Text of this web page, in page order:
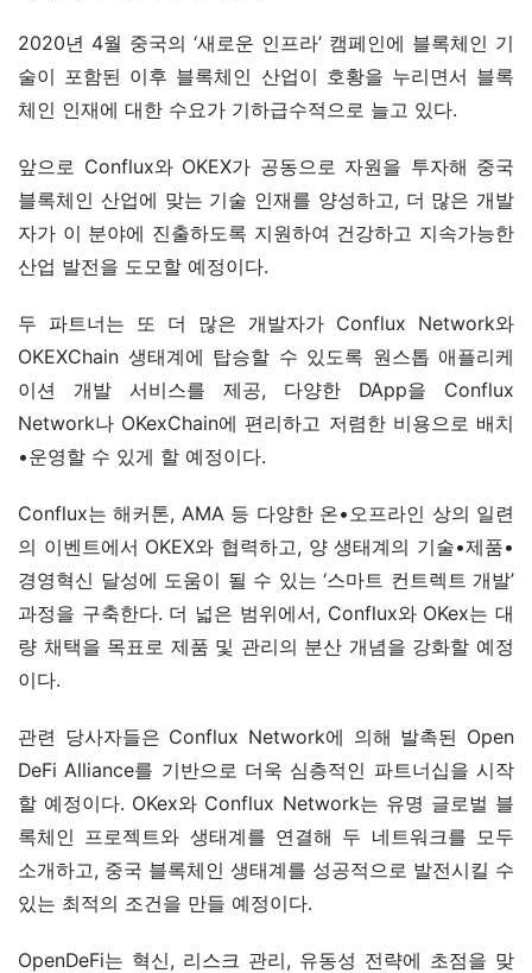
2020년 4월 중국의 ‘새로운 인프라’ 캠페인에 블록체인 기
술이 포함된 이후 블록체인 산업이 호황을 누리면서 블록
체인 인재에 대한 수요가 기하급수적으로 늘고 있다.
앞으로 Conflux와 OKEX가 공동으로 자원을 투자해 중국
블록체인 산업에 맞는 기술 인재를 양성하고, 더 많은 개발
자가 이 분야에 진출하도록 지원하여 건강하고 지속가능한
산업 발전을 도모할 예정이다.
두 파트너는 또 더 많은 개발자가 Conflux Network와
OKEXChain 생태계에 탑승할 수 있도록 원스톱 애플리케
이션 개발 서비스를 제공, 다양한 DApp을 Conflux
Network나 OKexChain에 편리하고 저렴한 비용으로 배치
•운영할 수 있게 할 예정이다.
Conflux는 해커톤, AMA 등 다양한 온•오프라인 상의 일련
의 이벤트에서 OKEX와 협력하고, 양 생태계의 기술•제품•
경영혁신 달성에 도움이 될 수 있는 ‘스마트 컨트렉트 개발’
과정을 구축한다. 더 넓은 범위에서, Conflux와 OKex는 대
량 채택을 목표로 제품 및 관리의 분산 개념을 강화할 예정
이다.
관련 당사자들은 Conflux Network에 의해 발촉된 Open
DeFi Alliance를 기반으로 더욱 심층적인 파트너십을 시작
할 예정이다. OKex와 Conflux Network는 유명 글로벌 블
록체인 프로젝트와 생태계를 연결해 두 네트워크를 모두
소개하고, 중국 블록체인 생태계를 성공적으로 발전시킬 수
있는 최적의 조건을 만들 예정이다.
OpenDeFi는 혁신, 리스크 관리, 유동성 전략에 초점을 맞